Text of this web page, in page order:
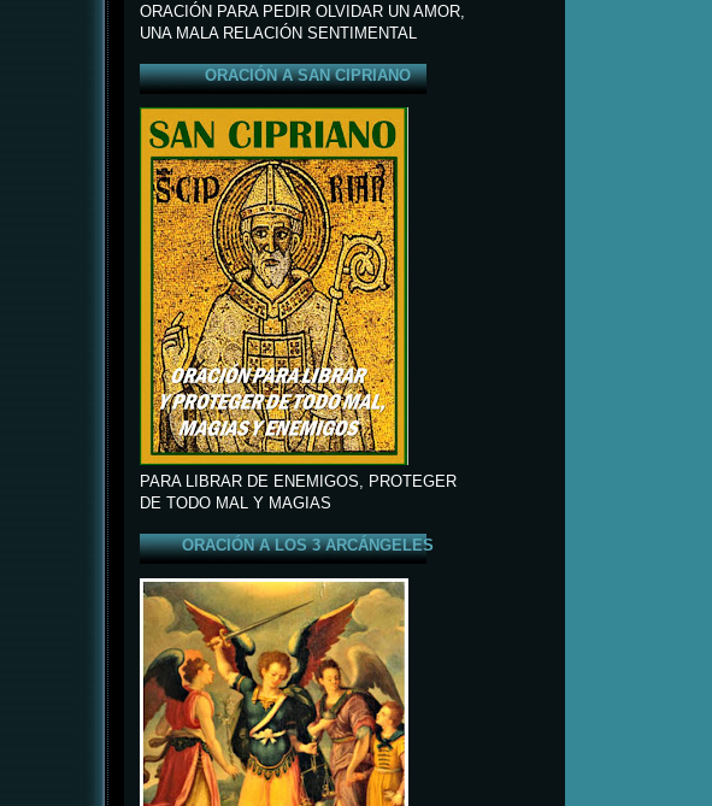
ORACIÓN PARA PEDIR OLVIDAR UN AMOR,
UNA MALA RELACIÓN SENTIMENTAL
ORACIÓN A SAN CIPRIANO
PARA LIBRAR DE ENEMIGOS, PROTEGER
DE TODO MAL Y MAGIAS
ORACIÓN A LOS 3 ARCÁNGELES